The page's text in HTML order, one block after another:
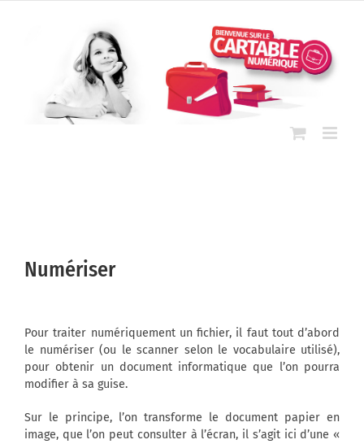
Numériser
Pour traiter numériquement un fichier, il faut tout d’abord
le numériser (ou le scanner selon le vocabulaire utilisé),
pour obtenir un document informatique que l’on pourra
modifier à sa guise.
Sur le principe, l’on transforme le document papier en
image, que l’on peut consulter à l’écran, il s’agit ici d’une «